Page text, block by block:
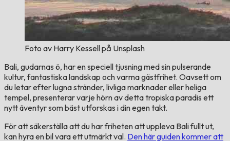
Foto av Harry Kessell på Unsplash
Bali, gudarnas ö, har en speciell tjusning med sin pulserande
kultur, fantastiska landskap och varma gästfrihet. Oavsett om
du letar efter lugna stränder, livliga marknader eller heliga
tempel, presenterar varje hörn av detta tropiska paradis ett
nytt äventyr som bäst utforskas i din egen takt.
För att säkerställa att du har friheten att uppleva Bali fullt ut,
kan hyra en bil vara ett utmärkt val. Den här guiden kommer att